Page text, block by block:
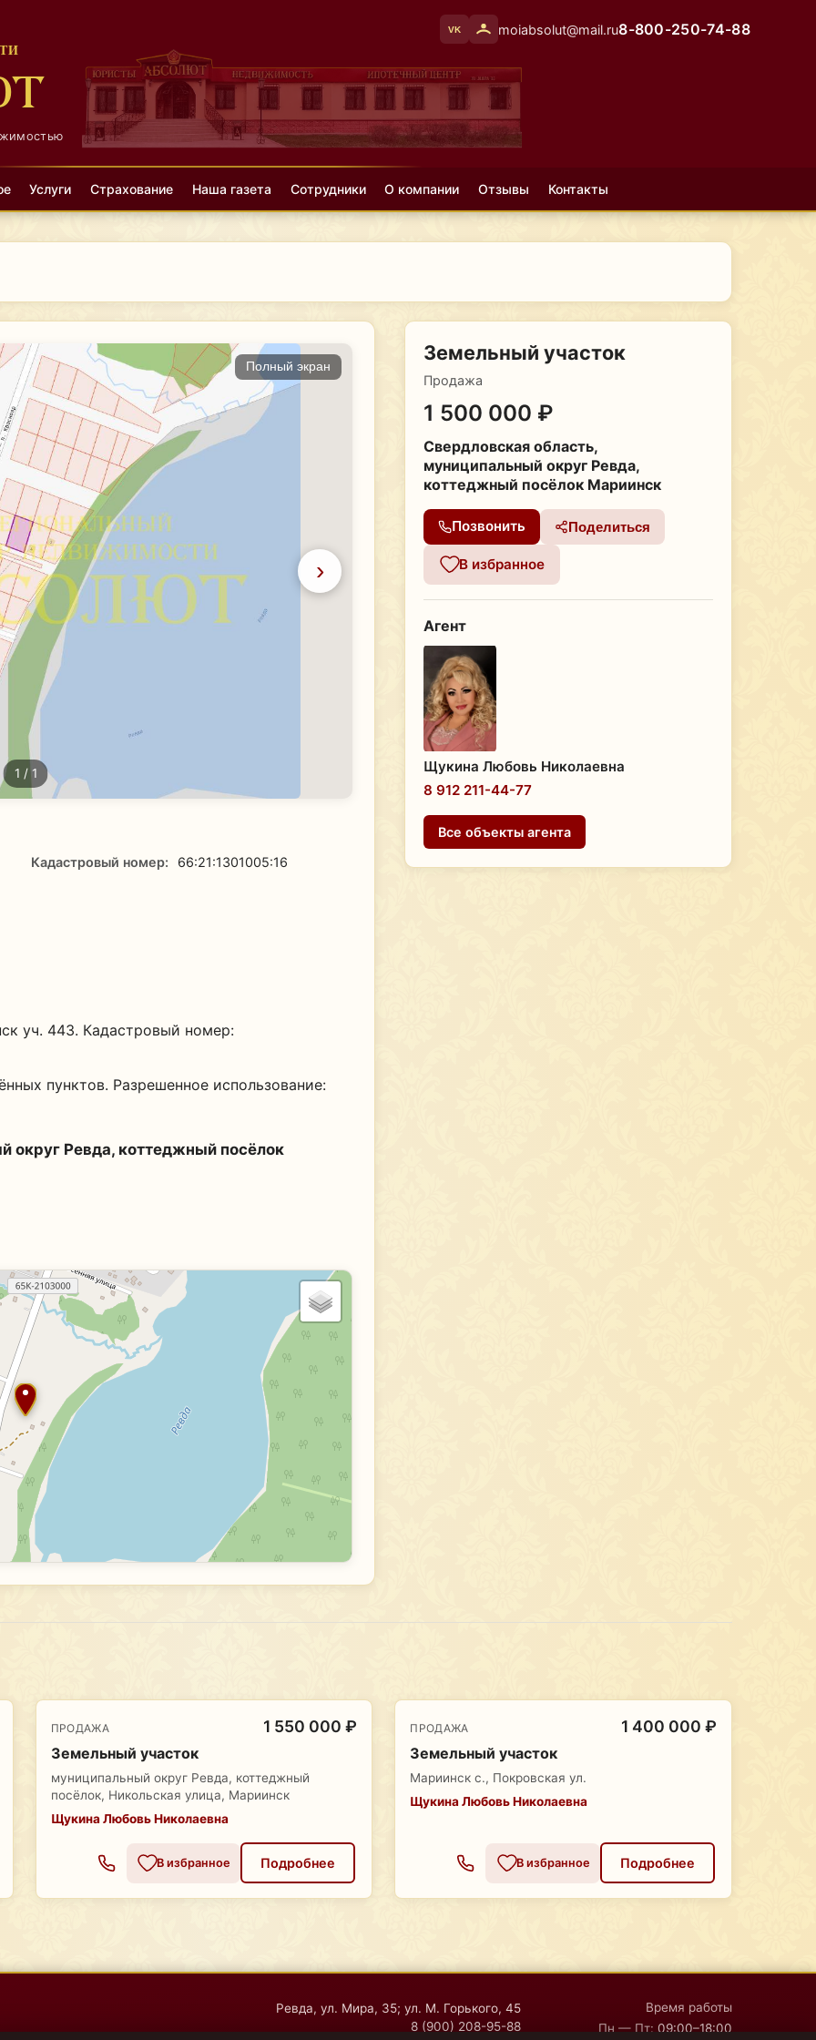
VK moiabsolut@mail.ru8-800-250-74-88
Услуги Страхование Наша газета Сотрудники О компании Отзывы Контакты
›
Полный экран
1 / 1
Кадастровый номер: 66:21:1301005:16
уч. 443. Кадастровый номер:
пунктов. Разрешенное использование:
округ Ревда, коттеджный посёлок
Земельный участок
Продажа
1 500 000 ₽
Свердловская область,
муниципальный округ Ревда,
коттеджный посёлок Мариинск
Позвонить Поделиться
В избранное
Агент
Щукина Любовь Николаевна
8 912 211-44-77
Все объекты агента
ПРОДАЖА 1 550 000 ₽
Земельный участок
муниципальный округ Ревда, коттеджный
посёлок, Никольская улица, Мариинск
Щукина Любовь Николаевна
В избранное Подробнее
ПРОДАЖА 1 400 000 ₽
Земельный участок
Мариинск с., Покровская ул.
Щукина Любовь Николаевна
В избранное Подробнее
Ревда, ул. Мира, 35; ул. М. Горького, 45
8 (900) 208-95-88
Время работы
Пн — Пт: 09:00–18:00